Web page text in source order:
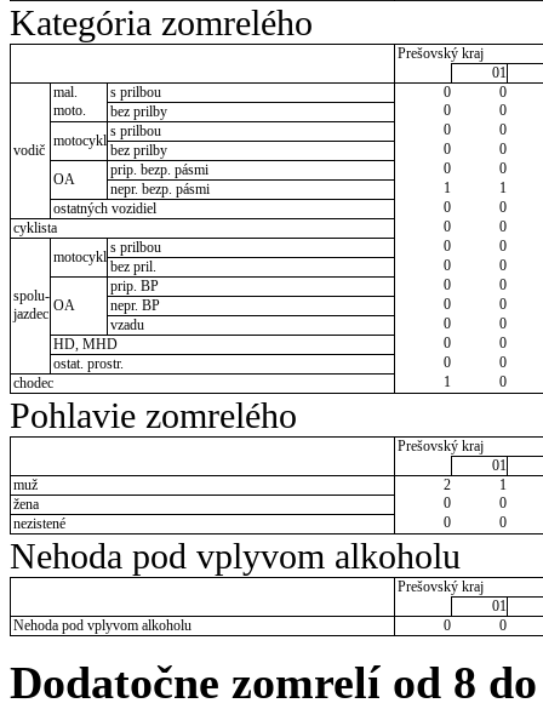
Kategória zomrelého
Prešovský kraj
01
vodič
mal.
moto.
s prilbou 0
0
bez prilby
0
0
motocykl
s prilbou 0
0
bez prilby
0
0
OA
prip. bezp. pásmi 0
0
nepr. bezp. pásmi
1
1
ostatných vozidiel
0
0
cyklista
0 0
spolu-
jazdec
motocykl
s prilbou 0
0
bez pril.
0 0
OA
prip. BP 0
0
nepr. BP
0
0
vzadu
0
0
HD, MHD
0
0
ostat. prostr.
0
0
chodec
1 0
Pohlavie zomrelého
Prešovský kraj
01
muž
2
1
žena
0
0
nezistené
0 0
Nehoda pod vplyvom alkoholu
Prešovský kraj
01
Nehoda pod vplyvom alkoholu
0 0
Dodatočne zomrelí od 8